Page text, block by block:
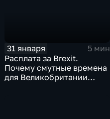
31 января
5 мин
Расплата за Brexit.
Почему смутные времена
для Великобритании